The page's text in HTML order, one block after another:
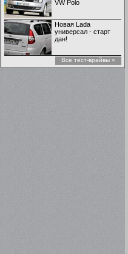
VW Polo
Новая Lada
универсал - старт
дан!
Все тест-врайвы »